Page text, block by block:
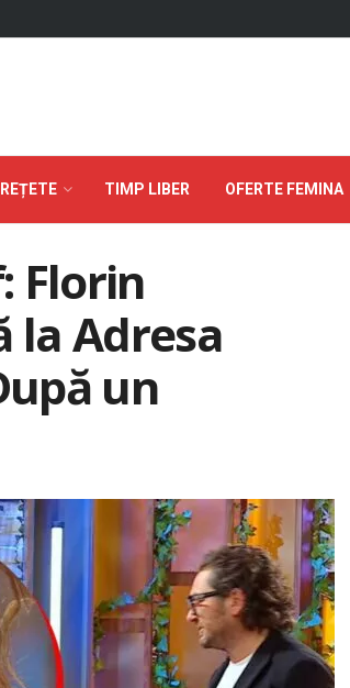
REȚETE TIMP LIBER OFERTE FEMINA
Florin
la Adresa
un